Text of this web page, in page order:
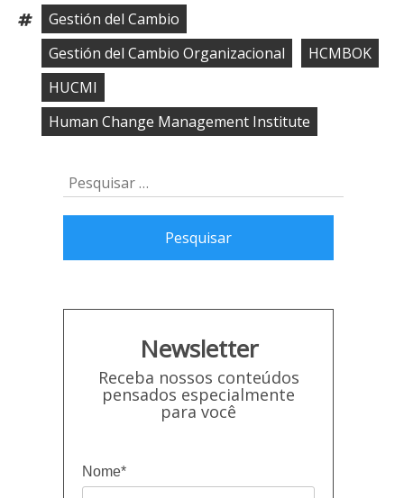
Tags:
Gestión del Cambio
Gestión del Cambio Organizacional
HCMBOK
HUCMI
Human Change Management Institute
Pesquisar
Newsletter
Receba nossos conteúdos
pensados especialmente
para você
Nome*